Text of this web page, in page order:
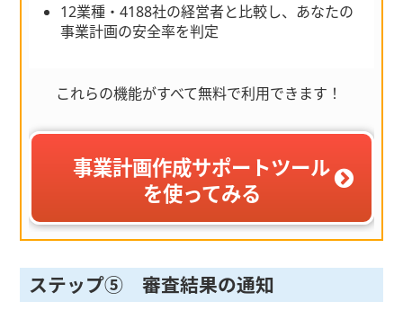
12業種・4188社の経営者と比較し、あなたの
事業計画の安全率を判定
これらの機能がすべて無料で利用できます！
事業計画作成サポートツール
を使ってみる
ステップ⑤ 審査結果の通知